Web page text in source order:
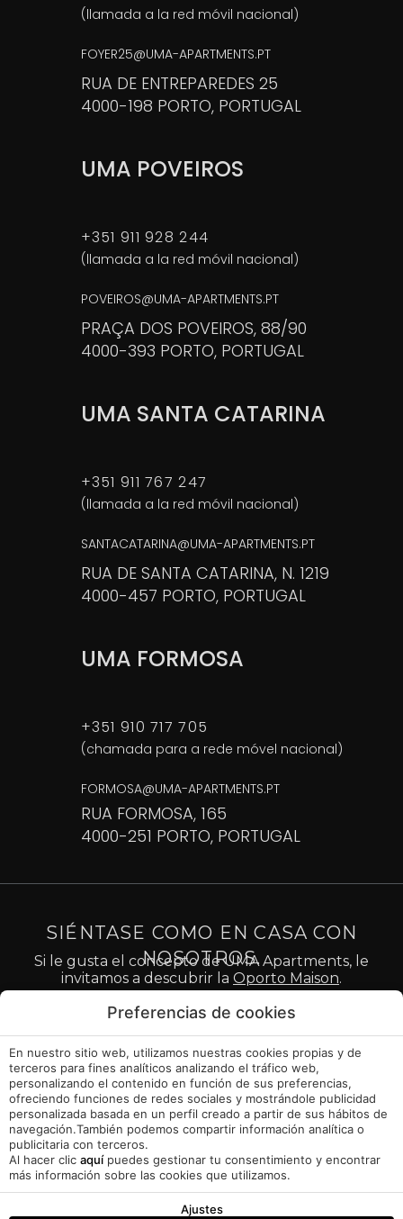
(llamada a la red móvil nacional)
FOYER25@UMA-APARTMENTS.PT
RUA DE ENTREPAREDES 25
4000-198 PORTO, PORTUGAL
UMA POVEIROS
+351 911 928 244
(llamada a la red móvil nacional)
POVEIROS@UMA-APARTMENTS.PT
PRAÇA DOS POVEIROS, 88/90
4000-393 PORTO, PORTUGAL
UMA SANTA CATARINA
+351 911 767 247
(llamada a la red móvil nacional)
SANTACATARINA@UMA-APARTMENTS.PT
RUA DE SANTA CATARINA, N. 1219
4000-457 PORTO, PORTUGAL
UMA FORMOSA
+351 910 717 705
(chamada para a rede móvel nacional)
FORMOSA@UMA-APARTMENTS.PT
RUA FORMOSA, 165
4000-251 PORTO, PORTUGAL
SIÉNTASE COMO EN CASA CON
NOSOTROS.
Si le gusta el concepto de UMA Apartments, le
invitamos a descubrir la Oporto Maison.
Aviso Legal
Política de cookies
Gestionar cookies
Libro de Reclamaciones
Preferencias de cookies
En nuestro sitio web, utilizamos nuestras cookies propias y de
terceros para fines analíticos analizando el tráfico web,
personalizando el contenido en función de sus preferencias,
ofreciendo funciones de redes sociales y mostrándole publicidad
personalizada basada en un perfil creado a partir de sus hábitos de
navegación.También podemos compartir información analítica o
publicitaria con terceros.
Al hacer clic aquípuedes gestionar tu consentimiento y encontrar
más información sobre las cookies que utilizamos.
Ajustes